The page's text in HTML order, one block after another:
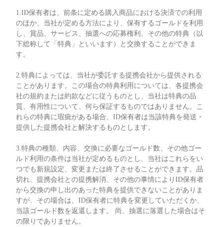
1.ID保有者は、前条に定める購入商品における決済での利用
のほか、当社が定める方法により、保有するゴールドを利用
し、賞品、サービス、抽選への応募権利、その他の特典（以
下総称して「特典」といいます）と交換することができま
す。
2.特典によっては、当社が委託する提携会社から提供される
ことがあります。この場合の特典利用については、各提携会
社の規約または約款などに従うものとし、当社は特典の品
質、有用性について、何ら保証するものではありません。こ
れらの特典に瑕疵がある場合、ID保有者は当該特典を発送・
提供した提携会社と解決するものとします。
3.特典の種類、内容、交換に必要なゴールド数、その他ゴー
ルド利用の条件は当社が定めるものとし、当社はこれらをい
つでも新規設定、変更または終了させることができます。品
切れ、提携会社との提携解消、その他の事情によりID保有者
から交換の申し出のあった特典を提供できないことがありま
すが、その場合は、ID保有者に特典を変更していただくか、
当該ゴールド数を返還します。 尚、抽選に落選した場合はそ
の限りでありません。